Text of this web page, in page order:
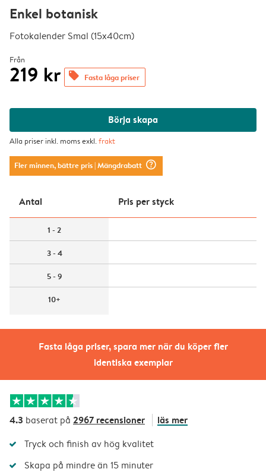
Fasta låga priser, spara mer när du köper fler
identiska exemplar
Enkel botanisk
Fotokalender Smal (15x40cm)
Från
219 kr offers Fasta låga priser
Börja skapa
Alla priser inkl. moms exkl.frakt
Fler minnen, bättre pris| Mängdrabatt question_mark_circle
Antal Pris per styck
1 - 2
3 - 4
5 - 9
10+
4.3 baserat på 2967 recensioner läs mer
Tryck och finish av hög kvalitet
Skapa på mindre än 15 minuter